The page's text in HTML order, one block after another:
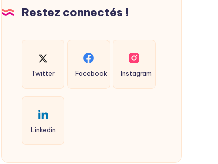
Restez connectés !
Twitter Facebook Instagram
Linkedin